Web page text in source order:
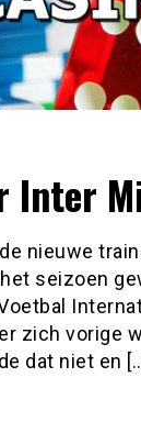
Inter
nieuwe
seizoen
zich vorige
dat niet en